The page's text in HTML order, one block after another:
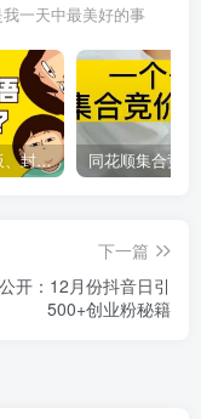
一天中最美好的事
股票打板、上板、封板、翘板、炸板是什么意思？炒股你必须懂的暗语！
下一篇
开：12月份抖音日引
500+创业粉秘籍